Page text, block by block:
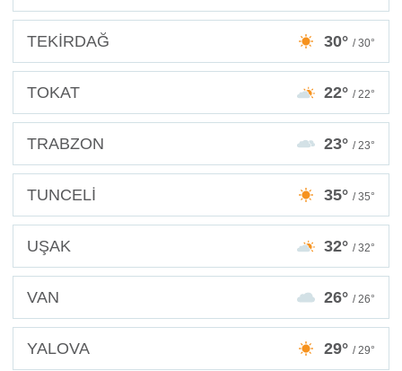
TEKİRDAĞ 30° / 30°
TOKAT 22° / 22°
TRABZON 23° / 23°
TUNCELİ 35° / 35°
UŞAK 32° / 32°
VAN 26° / 26°
YALOVA 29° / 29°